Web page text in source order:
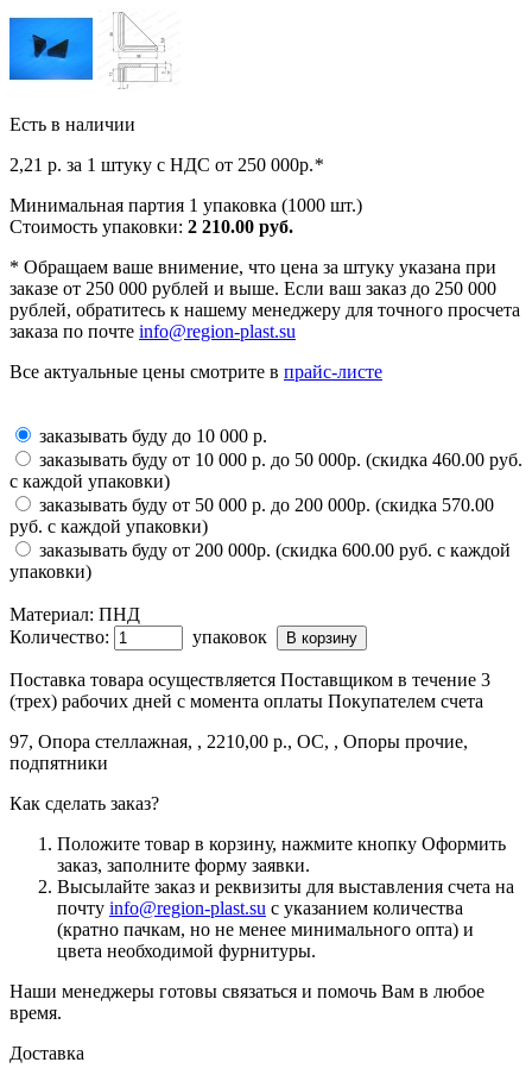
Есть в наличии
2,21 р. за 1 штуку c НДС от 250 000р.*
Минимальная партия 1 упаковка (1000 шт.)
Стоимость упаковки: 2 210.00 руб.
* Обращаем ваше внимение, что цена за штуку указана при
заказе от 250 000 рублей и выше. Если ваш заказ до 250 000
рублей, обратитесь к нашему менеджеру для точного просчета
заказа по почте info@region-plast.su
Все актуальные цены смотрите в прайс-листе
заказывать буду до 10 000 р.
заказывать буду от 10 000 р. до 50 000р. (скидка 460.00 руб.
с каждой упаковки)
заказывать буду от 50 000 р. до 200 000р. (скидка 570.00
руб. с каждой упаковки)
заказывать буду от 200 000р. (скидка 600.00 руб. с каждой
упаковки)
Материал: ПНД
Количество:
упаковок
Поставка товара осуществляется Поставщиком в течение 3
(трех) рабочих дней с момента оплаты Покупателем счета
97, Опора стеллажная, , 2210,00 р., ОС, , Опоры прочие,
подпятники
Как сделать заказ?
Положите товар в корзину, нажмите кнопку Оформить
заказ, заполните форму заявки.
Высылайте заказ и реквизиты для выставления счета на
почту info@region-plast.su с указанием количества
(кратно пачкам, но не менее минимального опта) и
цвета необходимой фурнитуры.
Наши менеджеры готовы связаться и помочь Вам в любое
время.
Доставка